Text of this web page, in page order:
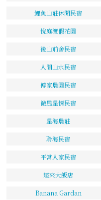
鯉魚山莊休閒民宿
悅庭渡假花園
後山前舍民宿
人間山水民宿
傅家農園民宿
微風星情民宿
星海農莊
聆海民宿
平常人家民宿
遠來大飯店
Banana Gardan